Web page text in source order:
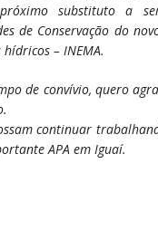
substituto a
de Conservação do
– INEMA.
de convívio, quero
continuar
APA em Iguaí.